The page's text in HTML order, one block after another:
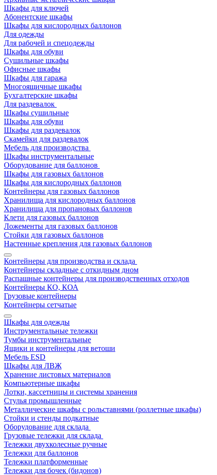
Шкафы для ключей
Абонентские шкафы
Шкафы для кислородных баллонов
Для одежды
Для рабочей и спецодежды
Шкафы для обуви
Сушильные шкафы
Офисные шкафы
Шкафы для гаража
Многоящичные шкафы
Бухгалтерские шкафы
Для раздевалок
Шкафы сушильные
Шкафы для обуви
Шкафы для раздевалок
Скамейки для раздевалок
Мебель для производства
Шкафы инструментальные
Оборудование для баллонов
Шкафы для газовых баллонов
Шкафы для кислородных баллонов
Контейнеры для газовых баллонов
Хранилища для кислородных баллонов
Хранилища для пропановых баллонов
Клети для газовых баллонов
Ложементы для газовых баллонов
Стойки для газовых баллонов
Настенные крепления для газовых баллонов
Контейнеры для производства и склада
Контейнеры складные с откидным дном
Распашные контейнеры для производственных отходов
Контейнеры КО, КОА
Грузовые контейнеры
Контейнеры сетчатые
Шкафы для одежды
Инструментальные тележки
Тумбы инструментальные
Ящики и контейнеры для ветоши
Мебель ESD
Шкафы для ЛВЖ
Хранение листовых материалов
Компьютерные шкафы
Лотки, кассетницы и системы хранения
Стулья промышленные
Металлические шкафы с рольставнями (роллетные шкафы)
Стойки и стенды подкатные
Оборудование для склада
Грузовые тележки для склада
Тележки двухколесные ручные
Тележки для баллонов
Тележки платформенные
Тележки для бочек (бидонов)